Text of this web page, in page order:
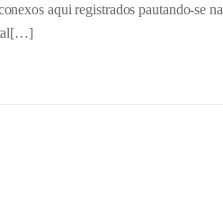
aqui registrados pautando-se na